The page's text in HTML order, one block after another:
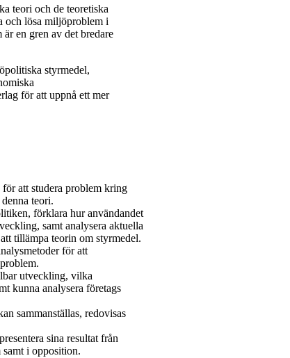
teori och de teoretiska
och lösa miljöproblem i
en gren av det bredare
styrmedel,
för att uppnå ett mer
att studera problem kring
teori.
förklara hur användandet
samt analysera aktuella
tillämpa teorin om styrmedel.
för att
utveckling, vilka
kunna analysera företags
sammanställas, redovisas
sina resultat från
i opposition.